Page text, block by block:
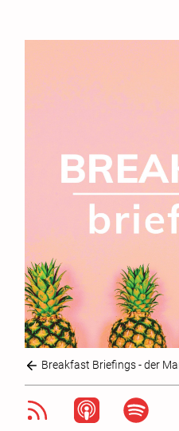
Breakfast Briefings - der